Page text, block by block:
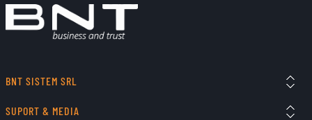
BNT SISTEM SRL
SUPORT & MEDIA